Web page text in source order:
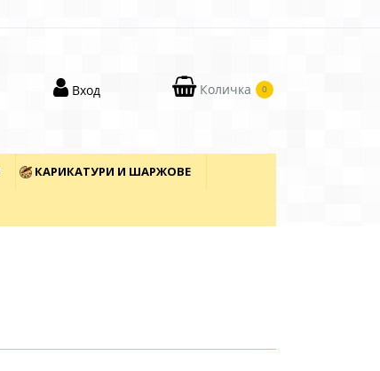
Вход Количка 0
КАРИКАТУРИ И ШАРЖОВЕ